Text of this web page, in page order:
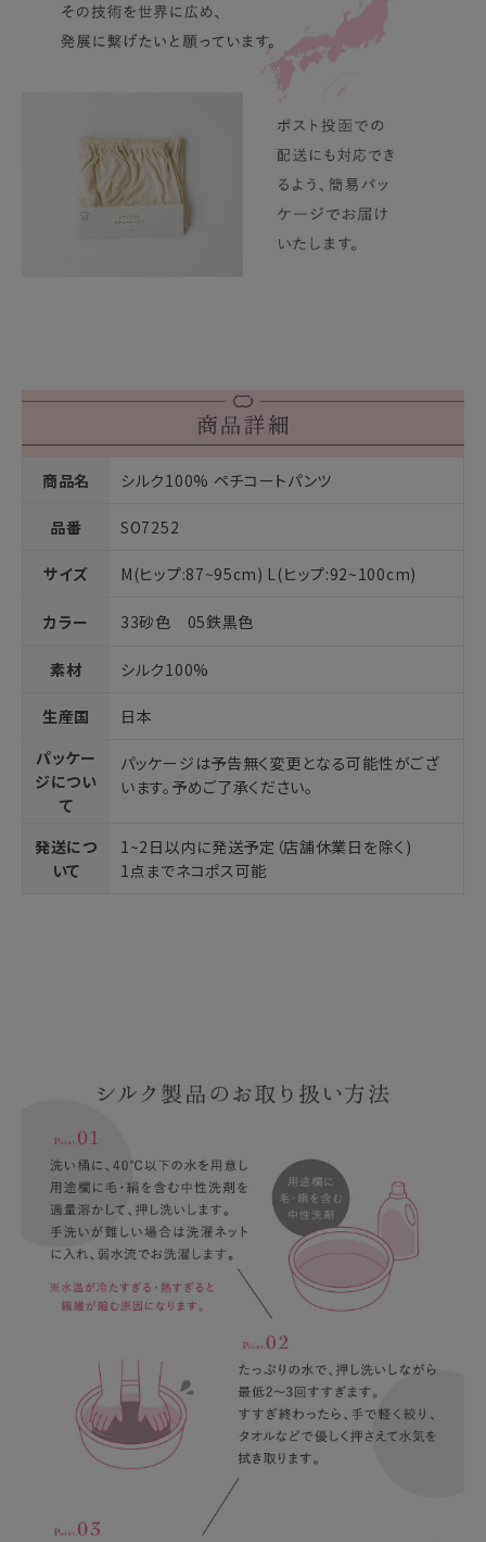
商品名 シルク100% ペチコートパンツ
品番 SO7252
サイズ M(ヒップ:87~95cm) L(ヒップ:92~100cm)
カラー 33砂色 05鉄黒色
素材 シルク100%
生産国
日本
パッケー
ジについ
て
パッケージは予告無く変更となる可能性がござ
います。予めご了承ください。
発送につ
いて
1~2日以内に発送予定（店舗休業日を除く)
1点までネコポス可能